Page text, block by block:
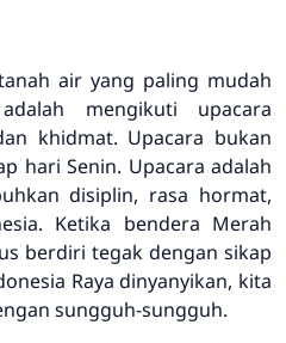
air yang paling mudah
mengikuti upacara
khidmat. Upacara bukan
hari Senin. Upacara adalah
disiplin, rasa hormat,
Ketika bendera Merah
berdiri tegak dengan sikap
Raya dinyanyikan, kita
sungguh-sungguh.